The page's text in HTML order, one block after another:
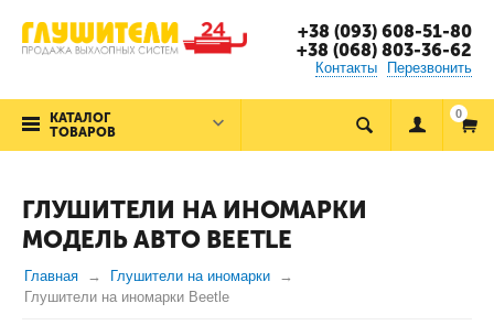
+38 (093) 608-51-80
+38 (068) 803-36-62
Контакты Перезвонить
КАТАЛОГ
ТОВАРОВ
0
ГЛУШИТЕЛИ НА ИНОМАРКИ
МОДЕЛЬ АВТО BEETLE
Главная
Глушители на иномарки
Глушители на иномарки Beetle